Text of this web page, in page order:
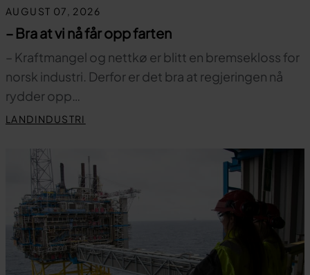
AUGUST 07, 2026
– Bra at vi nå får opp farten
– Kraftmangel og nettkø er blitt en bremsekloss for
norsk industri. Derfor er det bra at regjeringen nå
rydder opp…
LANDINDUSTRI